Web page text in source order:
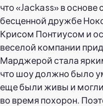
что «Jackass» в
бесценной дружбе
Крисом Понтиусом и
веселой компании
Марджерой стала
что шоу должно было
еще были живы и могли
во время похорон.